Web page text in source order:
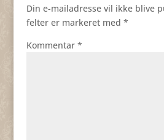
Din e-mailadresse vil ikke blive
felter er markeret med *
Kommentar *